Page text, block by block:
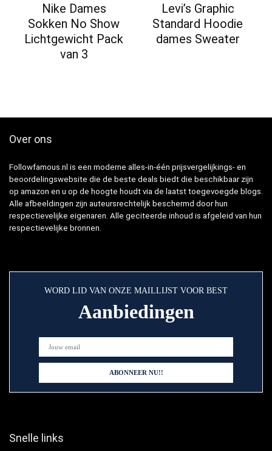
Nike Dames
Sokken No Show
Lichtgewicht Pack
van 3
Levi’s Graphic
Standard Hoodie
dames Sweater
Over ons
Followfamous.nl is een moderne alles-in-één prijsvergelijkings- en
beoordelingswebsite die de beste deals biedt die beschikbaar zijn
op amazon en u op de hoogte houdt via de laatst toegevoegde blogs.
Alle afbeeldingen zijn auteursrechtelijk beschermd door hun
respectievelijke eigenaren. Alle geciteerde inhoud is afgeleid van hun
respectievelijke bronnen.
WORD LID VAN ONZE MAILLIJST VOOR BEST
Aanbiedingen
Snelle links